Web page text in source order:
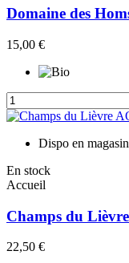
Domaine des
15,00 €
Dispo en magasin
En stock
Accueil
Champs du
22,50 €